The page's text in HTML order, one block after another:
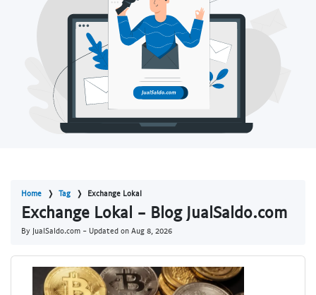
Home Tag Exchange Lokal
Exchange Lokal - Blog JualSaldo.com
By JualSaldo.com - Updated on Aug 8, 2026